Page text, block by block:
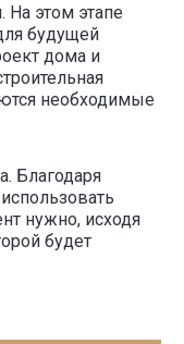
На этом этапе
будущей
дома и
необходимые
Благодаря
нужно, исходя
будет